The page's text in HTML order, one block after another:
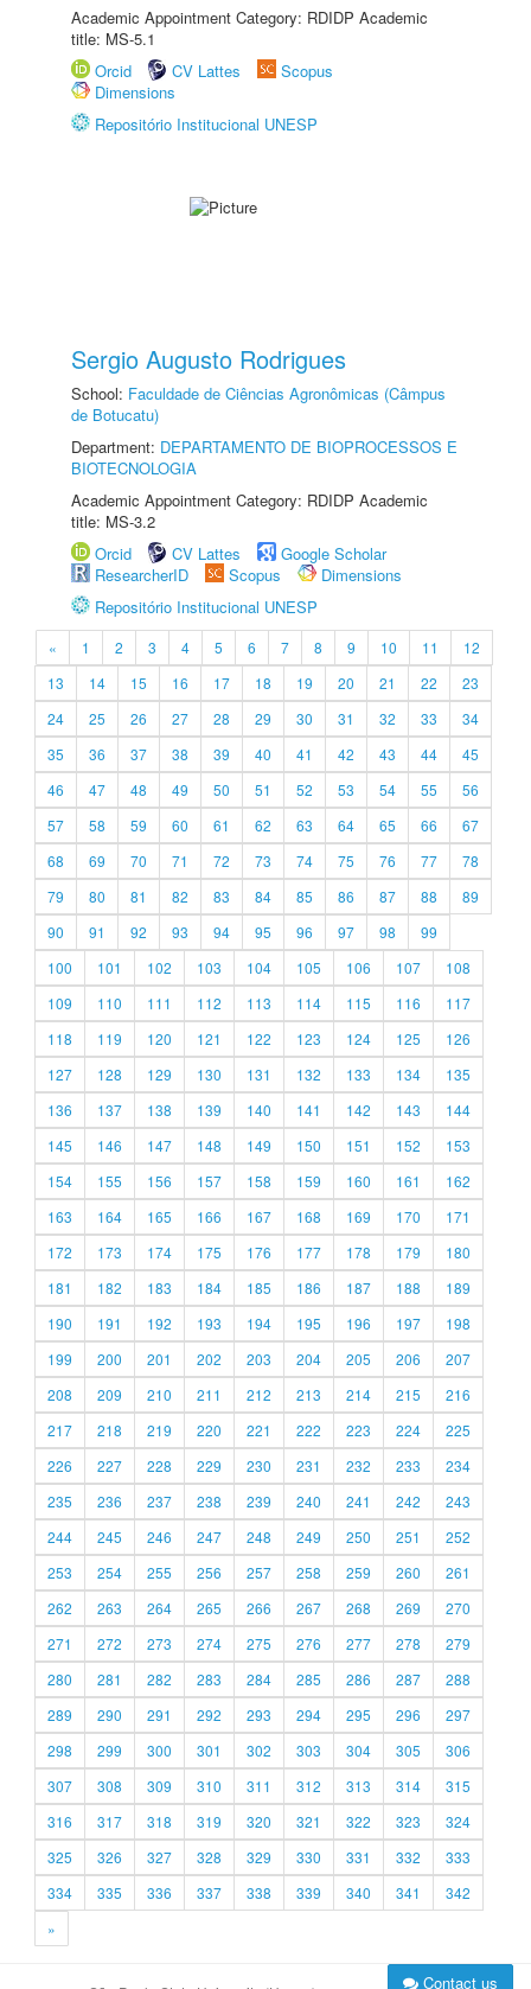
Academic Appointment Category: RDIDP Academic
title: MS-5.1
Orcid
CV Lattes
Scopus
Dimensions
Repositório Institucional UNESP
Sergio Augusto Rodrigues
School: Faculdade de Ciências Agronômicas (Câmpus
de Botucatu)
Department: DEPARTAMENTO DE BIOPROCESSOS E
BIOTECNOLOGIA
Academic Appointment Category: RDIDP Academic
title: MS-3.2
Orcid
CV Lattes
Google Scholar
ResearcherID
Scopus
Dimensions
Repositório Institucional UNESP
« 1 2 3 4 5 6 7 8 9 10 11
12
13
14 15 16 17 18 19 20 21 22
23
24
25 26 27 28 29 30 31 32 33
34
35
36 37 38 39 40 41 42 43 44
45
46
47 48 49 50 51 52 53 54 55
56
57
58 59 60 61 62 63 64 65 66
67
68
69 70 71 72 73 74 75 76 77
78
79
80 81 82 83 84 85 86 87 88
89
90
91 92 93 94 95 96 97 98
99
100
101 102 103 104 105 106 107
108
109
110 111 112 113 114 115 116
117
118
119 120 121 122 123 124 125
126
127
128 129 130 131 132 133 134
135
136
137 138 139 140 141 142 143
144
145
146 147 148 149 150 151 152
153
154
155 156 157 158 159 160 161
162
163
164 165 166 167 168 169 170
171
172
173 174 175 176 177 178 179
180
181
182 183 184 185 186 187 188
189
190
191 192 193 194 195 196 197
198
199
200 201 202 203 204 205 206
207
208
209 210 211 212 213 214 215
216
217
218 219 220 221 222 223 224
225
226
227 228 229 230 231 232 233
234
235
236 237 238 239 240 241 242
243
244
245 246 247 248 249 250 251
252
253
254 255 256 257 258 259 260
261
262
263 264 265 266 267 268 269
270
271
272 273 274 275 276 277 278
279
280
281 282 283 284 285 286 287
288
289
290 291 292 293 294 295 296
297
298
299 300 301 302 303 304 305
306
307
308 309 310 311 312 313 314
315
316
317 318 319 320 321 322 323
324
325
326 327 328 329 330 331 332
333
334
335 336 337 338 339 340 341
342
»
Contact us